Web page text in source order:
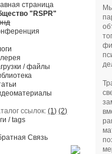
страница
"RSPR"
/файлы
ссылок:(1) (2)
/ tags
Cвязь